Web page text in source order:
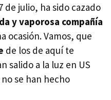
de julio, ha sido cazado
y vaporosa compañía
ocasión. Vamos, que
de los de aquí te
salido a la luz en US
se han hecho